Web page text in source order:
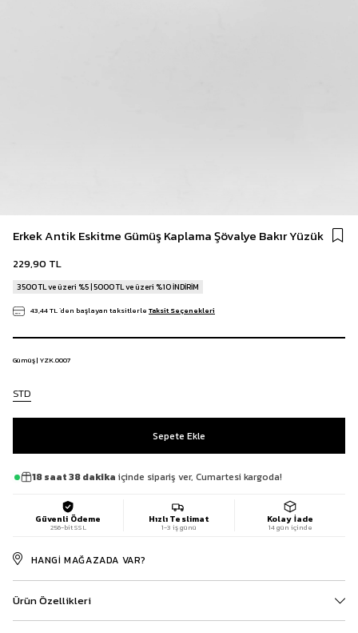
Erkek Antik Eskitme Gümüş Kaplama Şövalye Bakır Yüzük
229,90 TL
3500 TL ve üzeri %5 | 5000 TL ve üzeri %10 İNDİRİM
43,44 TL`den başlayan taksitlerle Taksit Seçenekleri
Gümüş | YZK.0007
STD
18 saat 38 dakika içinde sipariş ver, Cumartesi kargoda!
Güvenli Ödeme
256-bit SSL
Hızlı Teslimat
1-3 iş günü
Kolay İade
14 gün içinde
HANGI MAĞAZADA VAR?
Ürün Özellikleri